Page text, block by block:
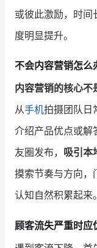
或彼此激励，时间
度明显提升。
不会内容营销怎么
内容营销的核心不
从手机拍摄团队日
介绍产品优点或解
友圈发布， 吸引本
摸索节奏与方向，
认知自然积累起来。
顾客流失严重时应